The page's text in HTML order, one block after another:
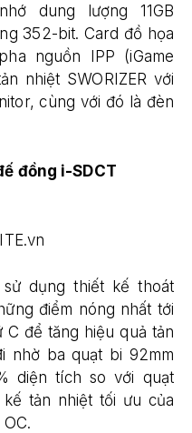
dung lượng 11GB
352-bit. Card đồ họa
nguồn IPP (iGame
nhiệt SWORIZER với
cùng với đó là đèn
đồng i-SDCT
sử dụng thiết kế thoát
điểm nóng nhất tới
để tăng hiệu quả tản
nhờ ba quạt bi 92mm
diện tích so với quạt
tản nhiệt tối ưu của